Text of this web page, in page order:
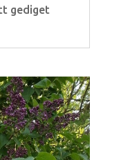
gediget